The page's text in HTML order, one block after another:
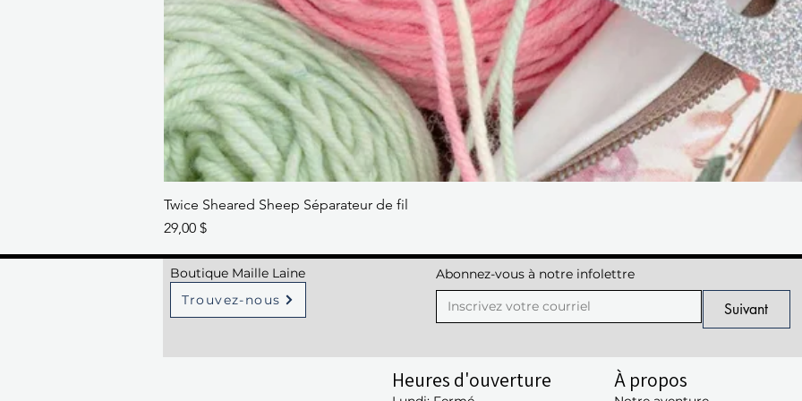
Twice Sheared Sheep Séparateur de fil
Prix
29,00 $
Boutique Maille Laine
Trouvez-nous
Abonnez-vous à notre infolettre
Suivant
Heures d'ouverture À propos